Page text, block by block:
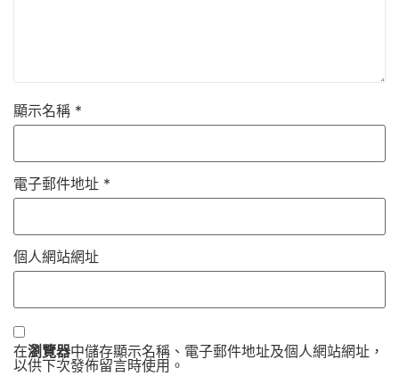
顯示名稱 *
電子郵件地址 *
個人網站網址
在瀏覽器中儲存顯示名稱、電子郵件地址及個人網站網址，
以供下次發佈留言時使用。